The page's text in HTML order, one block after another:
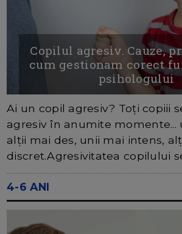
Copilul agresiv. Cauze,
cum gestionam corect
psihologului
Ai un copil agresiv? Toți copiii
agresiv în anumite momente...
alții mai des, unii mai intens,
discret.Agresivitatea copilului
4-6 ANI